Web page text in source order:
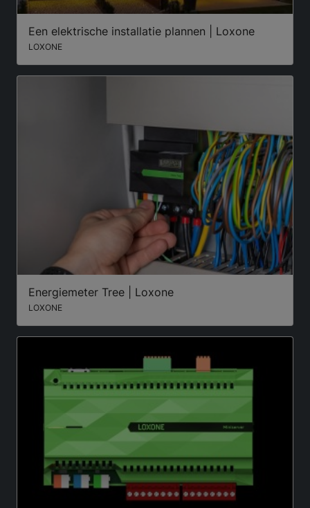
Een elektrische installatie plannen | Loxone
LOXONE
Energiemeter Tree | Loxone
LOXONE